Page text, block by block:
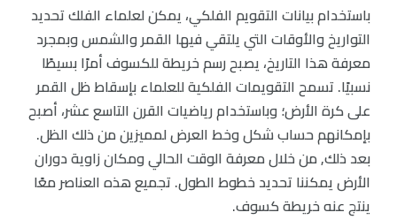
باستخدام بيانات التقويم الفلكي، يمكن لعلماء الفلك تحديد
التواريخ والأوقات التي يلتقي فيها القمر والشمس وبمجرد
معرفة هذا التاريخ، يصبح رسم خريطة للكسوف أمرًا بسيطًا
نسبيًا. تسمح التقويمات الفلكية للعلماء بإسقاط ظل القمر
على كرة الأرض؛ وباستخدام رياضيات القرن التاسع عشر، أصبح
بإمكانهم حساب شكل وخط العرض لمميزين من ذلك الظل.
بعد ذلك, من خلال معرفة الوقت الحالي ومكان زاوية دوران
الأرض يمكننا تحديد خطوط الطول. تجميع هذه العناصر معًا
ينتج عنه خريطة كسوف.